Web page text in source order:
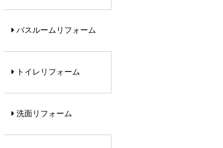
バスルームリフォーム
トイレリフォーム
洗面リフォーム